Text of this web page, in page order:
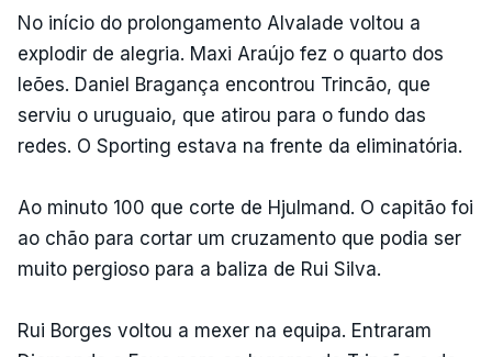
No início do prolongamento Alvalade voltou a
explodir de alegria. Maxi Araújo fez o quarto dos
leões. Daniel Bragança encontrou Trincão, que
serviu o uruguaio, que atirou para o fundo das
redes. O Sporting estava na frente da eliminatória.
Ao minuto 100 que corte de Hjulmand. O capitão foi
ao chão para cortar um cruzamento que podia ser
muito pergioso para a baliza de Rui Silva.
Rui Borges voltou a mexer na equipa. Entraram